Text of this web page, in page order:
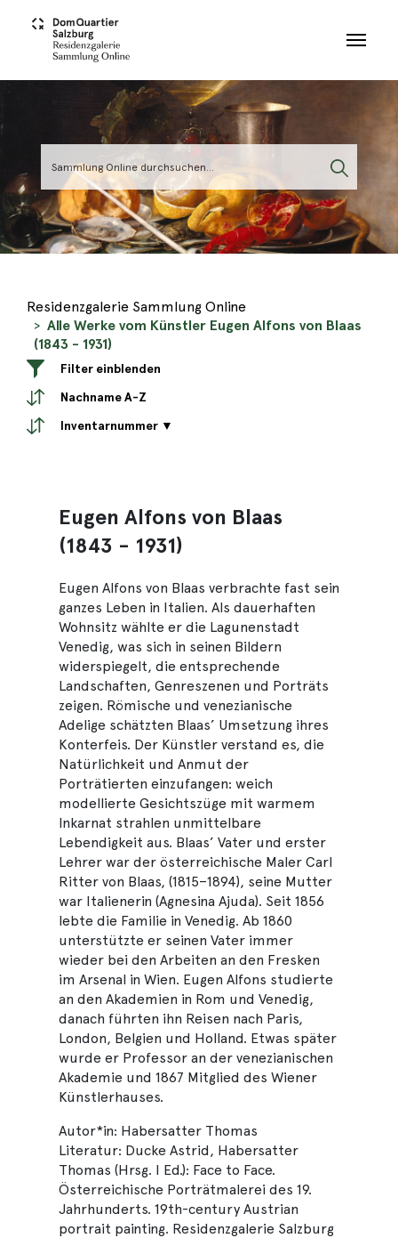
Residenzgalerie Sammlung Online
Alle Werke vom Künstler Eugen Alfons von Blaas
(1843 - 1931)
Filter einblenden
Nachname A-Z
Inventarnummer ▼
Eugen Alfons von Blaas
(1843 - 1931)
Eugen Alfons von Blaas verbrachte fast sein
ganzes Leben in Italien. Als dauerhaften
Wohnsitz wählte er die Lagunenstadt
Venedig, was sich in seinen Bildern
widerspiegelt, die entsprechende
Landschaften, Genreszenen und Porträts
zeigen. Römische und venezianische
Adelige schätzten Blaas’ Umsetzung ihres
Konterfeis. Der Künstler verstand es, die
Natürlichkeit und Anmut der
Porträtierten einzufangen: weich
modellierte Gesichtszüge mit warmem
Inkarnat strahlen unmittelbare
Lebendigkeit aus. Blaas’ Vater und erster
Lehrer war der österreichische Maler Carl
Ritter von Blaas, (1815–1894), seine Mutter
war Italienerin (Agnesina Ajuda). Seit 1856
lebte die Familie in Venedig. Ab 1860
unterstützte er seinen Vater immer
wieder bei den Arbeiten an den Fresken
im Arsenal in Wien. Eugen Alfons studierte
an den Akademien in Rom und Venedig,
danach führten ihn Reisen nach Paris,
London, Belgien und Holland. Etwas später
wurde er Professor an der venezianischen
Akademie und 1867 Mitglied des Wiener
Künstlerhauses.
Autor*in: Habersatter Thomas
Literatur: Ducke Astrid, Habersatter
Thomas (Hrsg. I Ed.): Face to Face.
Österreichische Porträtmalerei des 19.
Jahrhunderts. 19th-century Austrian
portrait painting. Residenzgalerie Salzburg